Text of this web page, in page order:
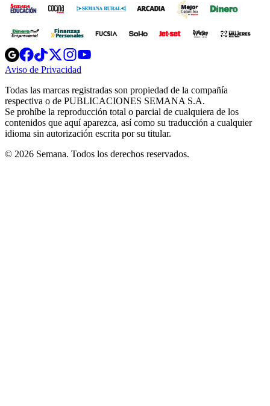
Opens
in
new
Opens
in
new
Opens
in
new
window
Opens
new
windowwindow
Aviso de Privacidad
new
window
Todas las marcas registradas son propiedad de la compañía
respectiva o de PUBLICACIONES SEMANA S.A.
Se prohíbe la reproducción total o parcial de cualquiera de los
contenidos que aquí aparezca, así como su traducción a cualquier
idioma sin autorización escrita por su titular.
© 2026 Semana. Todos los derechos reservados.